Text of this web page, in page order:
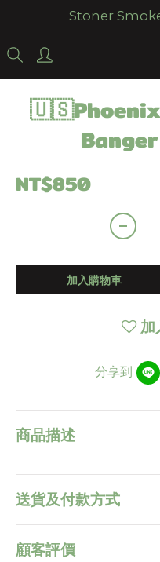
Stoner
🇺🇸Phoenix
NT$850
加入購物車
加
分享到
商品描述
送貨及付款方式
顧客評價